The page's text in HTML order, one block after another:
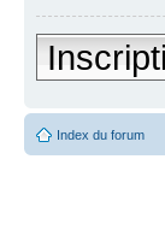
Index du forum